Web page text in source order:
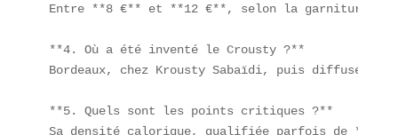
Entre **8 €** et **12 €**, selon la garniture
**4. Où a été inventé le Crousty ?**
Bordeaux, chez Krousty Sabaïdi, puis diffusé
**5. Quels sont les points critiques ?**
Sa densité calorique, qualifiée parfois de